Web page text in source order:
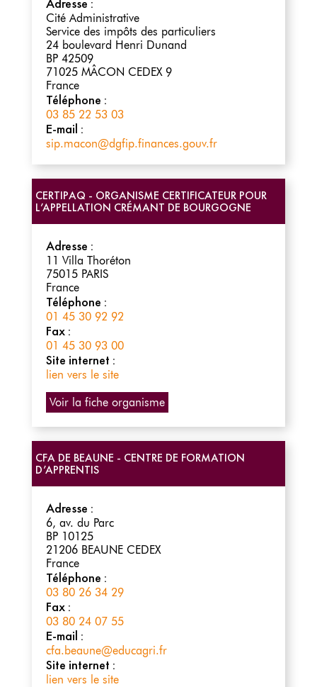
Adresse :
Cité Administrative
Service des impôts des particuliers
24 boulevard Henri Dunand
BP 42509
71025 MÂCON CEDEX 9
France
Téléphone :
03 85 22 53 03
E-mail :
sip.macon@dgfip.finances.gouv.fr
CERTIPAQ - ORGANISME CERTIFICATEUR POUR
L’APPELLATION CRÉMANT DE BOURGOGNE
Adresse :
11 Villa Thoréton
75015 PARIS
France
Téléphone :
01 45 30 92 92
Fax :
01 45 30 93 00
Site internet :
lien vers le site
Voir la fiche organisme
CFA DE BEAUNE - CENTRE DE FORMATION
D’APPRENTIS
Adresse :
6, av. du Parc
BP 10125
21206 BEAUNE CEDEX
France
Téléphone :
03 80 26 34 29
Fax :
03 80 24 07 55
E-mail :
cfa.beaune@educagri.fr
Site internet :
lien vers le site